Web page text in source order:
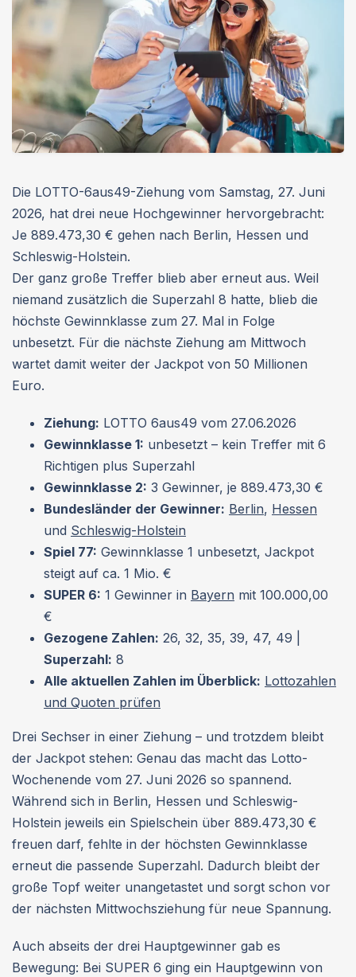
Die LOTTO-6aus49-Ziehung vom Samstag, 27. Juni
2026, hat drei neue Hochgewinner hervorgebracht:
Je 889.473,30 € gehen nach Berlin, Hessen und
Schleswig-Holstein.
Der ganz große Treffer blieb aber erneut aus. Weil
niemand zusätzlich die Superzahl 8 hatte, blieb die
höchste Gewinnklasse zum 27. Mal in Folge
unbesetzt. Für die nächste Ziehung am Mittwoch
wartet damit weiter der Jackpot von 50 Millionen
Euro.
Ziehung: LOTTO 6aus49 vom 27.06.2026
Gewinnklasse 1: unbesetzt – kein Treffer mit 6
Richtigen plus Superzahl
Gewinnklasse 2: 3 Gewinner, je 889.473,30 €
Bundesländer der Gewinner: Berlin, Hessen
und Schleswig-Holstein
Spiel 77: Gewinnklasse 1 unbesetzt, Jackpot
steigt auf ca. 1 Mio. €
SUPER 6: 1 Gewinner in Bayern mit 100.000,00
€
Gezogene Zahlen: 26, 32, 35, 39, 47, 49 |
Superzahl: 8
Alle aktuellen Zahlen im Überblick: Lottozahlen
und Quoten prüfen
Drei Sechser in einer Ziehung – und trotzdem bleibt
der Jackpot stehen: Genau das macht das Lotto-
Wochenende vom 27. Juni 2026 so spannend.
Während sich in Berlin, Hessen und Schleswig-
Holstein jeweils ein Spielschein über 889.473,30 €
freuen darf, fehlte in der höchsten Gewinnklasse
erneut die passende Superzahl. Dadurch bleibt der
große Topf weiter unangetastet und sorgt schon vor
der nächsten Mittwochsziehung für neue Spannung.
Auch abseits der drei Hauptgewinner gab es
Bewegung: Bei SUPER 6 ging ein Hauptgewinn von